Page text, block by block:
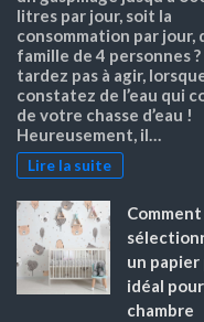
litres par jour, soit la
consommation par jour,
famille de 4 personnes ?
tardez pas à agir,
constatez de l’eau qui
de votre chasse d’eau !
Heureusement, il…
Lire la suite
Comment
un
idéal
chambre